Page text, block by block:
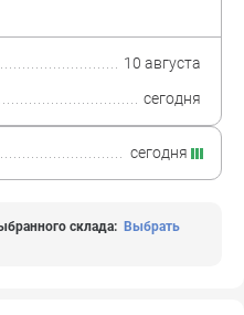
10 августа
сегодня
сегодня
склада: Выбрать